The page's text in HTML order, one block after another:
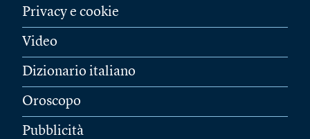
Privacy e cookie
Video
Dizionario italiano
Oroscopo
Pubblicità